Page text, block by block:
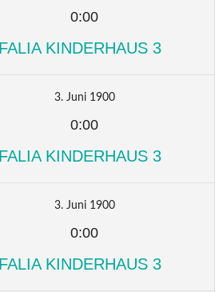
0:00
KINDERHAUS 3
3. Juni 1900
0:00
KINDERHAUS 3
3. Juni 1900
0:00
KINDERHAUS 3